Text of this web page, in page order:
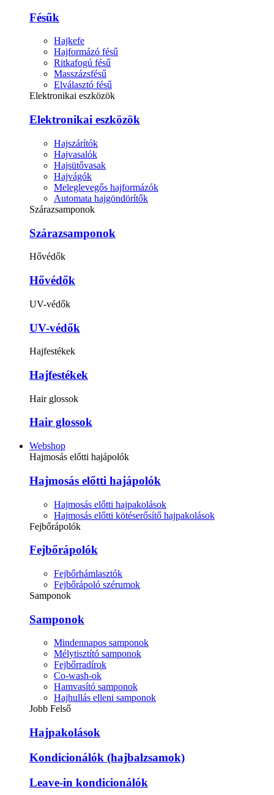
Fésűk
Hajkefe
Hajformázó fésű
Ritkafogú fésű
Masszázsfésű
Elválasztó fésű
Elektronikai eszközök
Elektronikai eszközök
Hajszárítók
Hajvasalók
Hajsütővasak
Hajvágók
Meleglevegős hajformázók
Automata hajgöndörítők
Szárazsamponok
Szárazsamponok
Hővédők
Hővédők
UV-védők
UV-védők
Hajfestékek
Hajfestékek
Hair glossok
Hair glossok
Webshop
Hajmosás előtti hajápolók
Hajmosás előtti hajápolók
Hajmosás előtti hajpakolások
Hajmosás előtti kötéserősítő hajpakolások
Fejbőrápolók
Fejbőrápolók
Fejbőrhámlasztók
Fejbőrápoló szérumok
Samponok
Samponok
Mindennapos samponok
Mélytisztító samponok
Fejbőrradírok
Co-wash-ok
Hamvasító samponok
Hajhullás elleni samponok
Jobb Felső
Hajpakolások
Kondicionálók (hajbalzsamok)
Leave-in kondicionálók